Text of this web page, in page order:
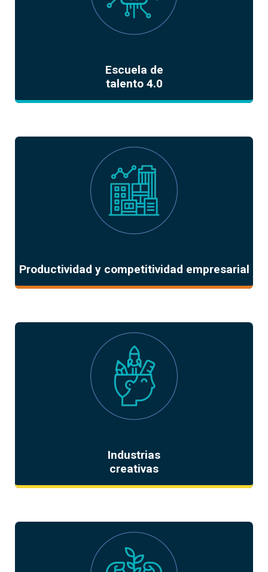
Escuela de
talento 4.0
Productividad y competitividad empresarial
Industrias
creativas